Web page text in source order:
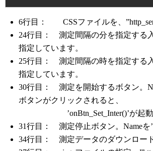
6行目： CSSファイルを、
24行目： 測定間隔の分を指定する
指定しています。
25行目： 測定間隔の時を指定する
指定しています。
30行目： 測定を開始するボタン。
ボタンがクリックされると、
’onBtn_Set_Inter()’が起動
31行目： 測定停止ボタン。Nameを’
34行目： 測定データのダウンロー